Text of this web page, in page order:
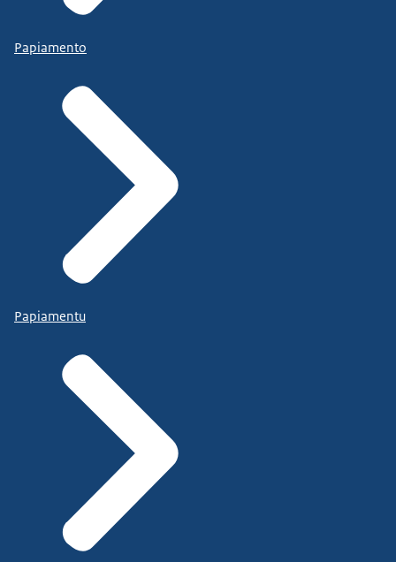
Papiamento
Papiamentu